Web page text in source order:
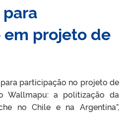
projeto de
participação no projeto de
Wallmapu: a politização da
no Chile e na Argentina”,